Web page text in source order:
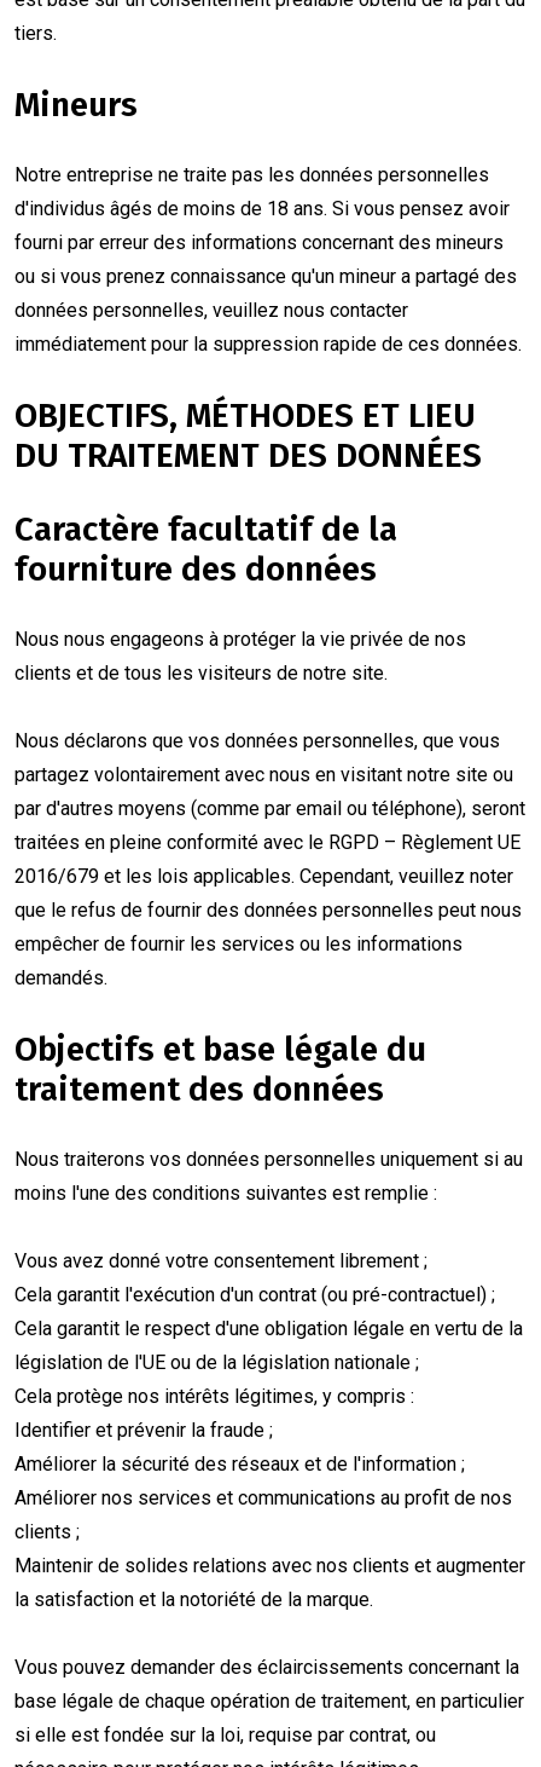
tiers.
Mineurs
Notre entreprise ne traite pas les données personnelles
d'individus âgés de moins de 18 ans. Si vous pensez avoir
fourni par erreur des informations concernant des mineurs
ou si vous prenez connaissance qu'un mineur a partagé des
données personnelles, veuillez nous contacter
immédiatement pour la suppression rapide de ces données.
OBJECTIFS, MÉTHODES ET LIEU
DU TRAITEMENT DES DONNÉES
Caractère facultatif de la
fourniture des données
Nous nous engageons à protéger la vie privée de nos
clients et de tous les visiteurs de notre site.
Nous déclarons que vos données personnelles, que vous
partagez volontairement avec nous en visitant notre site ou
par d'autres moyens (comme par email ou téléphone), seront
traitées en pleine conformité avec le RGPD – Règlement UE
2016/679 et les lois applicables. Cependant, veuillez noter
que le refus de fournir des données personnelles peut nous
empêcher de fournir les services ou les informations
demandés.
Objectifs et base légale du
traitement des données
Nous traiterons vos données personnelles uniquement si au
moins l'une des conditions suivantes est remplie :
Vous avez donné votre consentement librement ;
Cela garantit l'exécution d'un contrat (ou pré-contractuel) ;
Cela garantit le respect d'une obligation légale en vertu de la
législation de l'UE ou de la législation nationale ;
Cela protège nos intérêts légitimes, y compris :
Identifier et prévenir la fraude ;
Améliorer la sécurité des réseaux et de l'information ;
Améliorer nos services et communications au profit de nos
clients ;
Maintenir de solides relations avec nos clients et augmenter
la satisfaction et la notoriété de la marque.
Vous pouvez demander des éclaircissements concernant la
base légale de chaque opération de traitement, en particulier
si elle est fondée sur la loi, requise par contrat, ou